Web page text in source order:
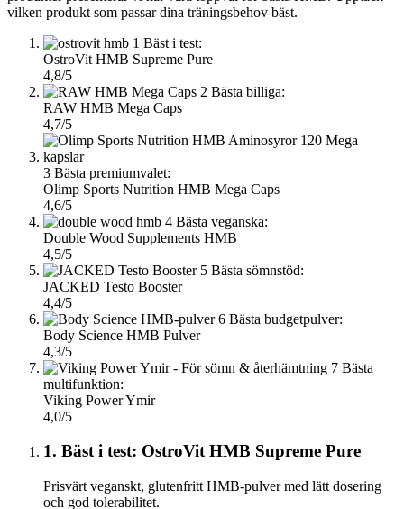
vilken produkt som passar dina träningsbehov bäst.
1 Bäst i test:
OstroVit HMB Supreme Pure
4,8/5
2 Bästa billiga:
RAW HMB Mega Caps
4,7/5
3 Bästa premiumvalet:
Olimp Sports Nutrition HMB Mega Caps
4,6/5
4 Bästa veganska:
Double Wood Supplements HMB
4,5/5
5 Bästa sömnstöd:
JACKED Testo Booster
4,4/5
6 Bästa budgetpulver:
Body Science HMB Pulver
4,3/5
7 Bästa
multifunktion:
Viking Power Ymir
4,0/5
1. Bäst i test: OstroVit HMB Supreme Pure
Prisvärt veganskt, glutenfritt HMB-pulver med lätt dosering
och god tolerabilitet.